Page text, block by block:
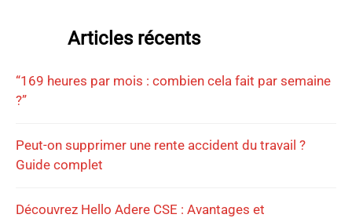
Articles récents
“169 heures par mois : combien cela fait par semaine
?”
Peut-on supprimer une rente accident du travail ?
Guide complet
Découvrez Hello Adere CSE : Avantages et